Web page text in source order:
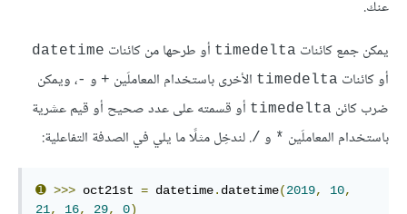
عنك.
يمكن جمع كائنات timedelta أو طرحها من كائنات datetime
أو كائنات timedelta الأخرى باستخدام المعاملَين + و -، ويمكن
ضرب كائن timedelta أو قسمته على عدد صحيح أو قيم عشرية
باستخدام المعاملَين * و /. لندخِل مثلًا ما يلي في الصدفة التفاعلية:
➊ >>> oct21st = datetime. datetime(2019, 10,
21, 16, 29, 0)